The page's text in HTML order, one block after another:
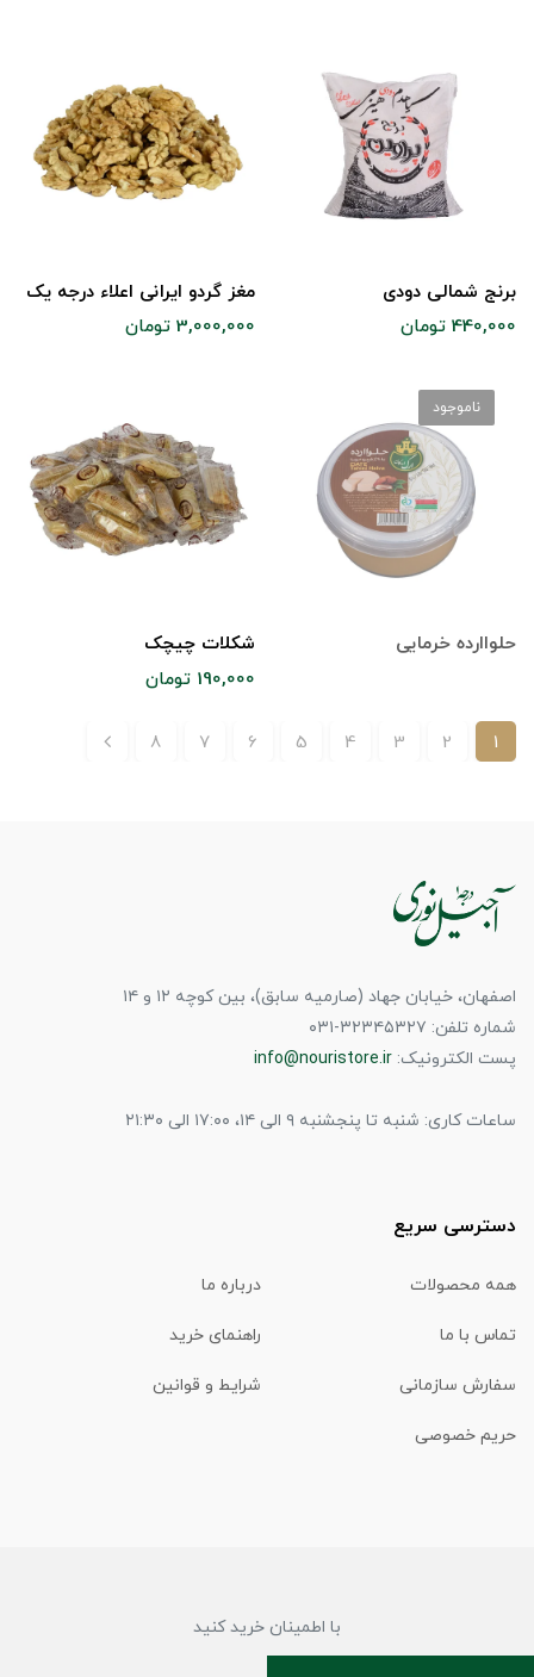
برنج شمالی دودی
440,000 تومان
مغز گردو ایرانی اعلاء درجه یک
3,000,000 تومان
حلواارده خرمایی
ناموجود
شکلات چیچک
190,000 تومان
1
2
3
4
5
6
7
8
اصفهان، خیابان جهاد (صارمیه سابق)، بین کوچه ۱۲ و ۱۴
شماره تلفن: ۳۲۳۴۵۳۲۷-۰۳۱
پست الکترونیک: info@nouristore.ir
ساعات کاری: شنبه تا پنجشنبه ۹ الی ۱۴، ۱۷:۰۰ الی ۲۱:۳۰
دسترسی سریع
همه محصولات درباره ما
تماس با ما راهنمای خرید
سفارش سازمانی شرایط و قوانین
حریم خصوصی
با اطمینان خرید کنید